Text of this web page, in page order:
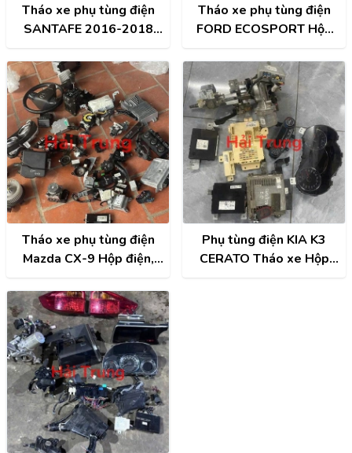
Tháo xe phụ tùng điện
SANTAFE 2016-2018
Hộp túi khí, Đồng hồ,
Công tắc điều hòa, Màn
hình, ECU, ABS,...
Tháo xe phụ tùng điện
FORD ECOSPORT Hộp
khí, Đồng hồ, Công tắc
điều hòa, Màn hình, ECU,
ABS,...
Tháo xe phụ tùng điện
Mazda CX-9 Hộp điện,
Đồng hồ, Công tắc điều
hòa, Màn hình, ECU,
ABS,...
Phụ tùng điện KIA K3
CERATO Tháo xe Hộp